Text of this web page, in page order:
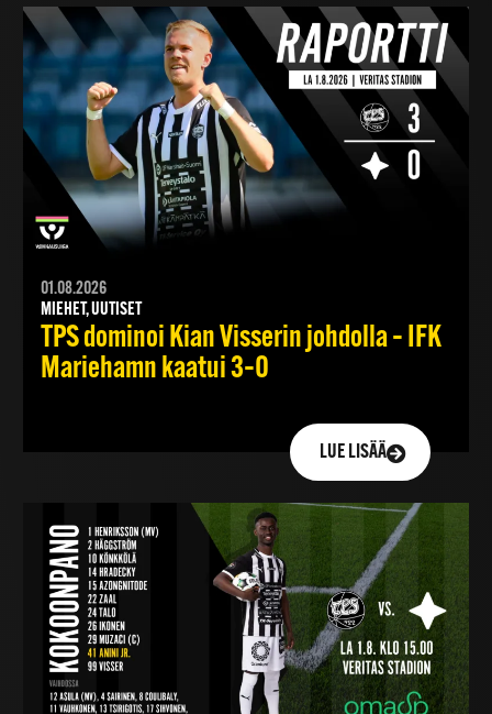
01.08.2026
MIEHET, UUTISET
TPS dominoi Kian Visserin johdolla – IFK
Mariehamn kaatui 3–0
LUE LISÄÄ